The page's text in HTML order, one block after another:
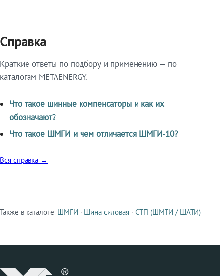
Справка
Краткие ответы по подбору и применению — по
каталогам METAENERGY.
Что такое шинные компенсаторы и как их
обозначают?
Что такое ШМГИ и чем отличается ШМГИ-10?
Вся справка →
Смежные продукты
Также в каталоге: ШМГИ · Шина силовая · СТП (ШМТИ / ШАТИ)